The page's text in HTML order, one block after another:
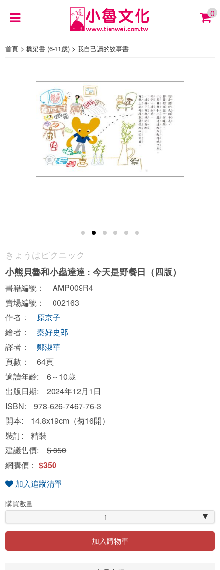
0
首頁 >橋梁書 (6-11歲) >我自己讀的故事書
きょうはピクニック
小熊貝魯和小蟲達達 : 今天是野餐日（四版）
書籍編號： AMP009R4
賣場編號： 002163
作者： 原京子
繪者：秦好史郎
譯者：鄭淑華
頁數： 64頁
適讀年齡: 6～10歲
出版日期: 2024年12月1日
ISBN: 978-626-7467-76-3
開本: 14.8x19cm（菊16開）
裝訂: 精裝
建議售價:$ 350
網購價：$350
加入追蹤清單
購買數量
1
加入購物車